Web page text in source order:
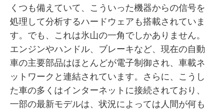
くつも備えていて、こういった機器からの信号を
処理して分析するハードウェアも搭載されていま
す。でも、これは氷山の一角でしかありません。
エンジンやハンドル、ブレーキなど、現在の自動
車の主要部品はほとんどが電子制御され、車載ネ
ットワークと連結されています。さらに、こうし
た車の多くはインターネットに接続されており、
一部の最新モデルは、状況によっては人間が何も